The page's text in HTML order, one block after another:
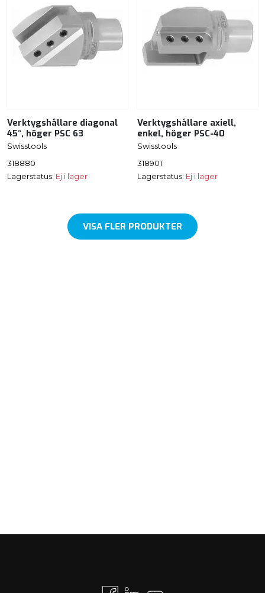
Verktygshållare diagonal
45°, höger PSC 63
Swisstools
318880
Lagerstatus: Ej i lager
Verktygshållare axiell,
enkel, höger PSC-40
Swisstools
318901
Lagerstatus: Ej i lager
VISA FLER PRODUKTER